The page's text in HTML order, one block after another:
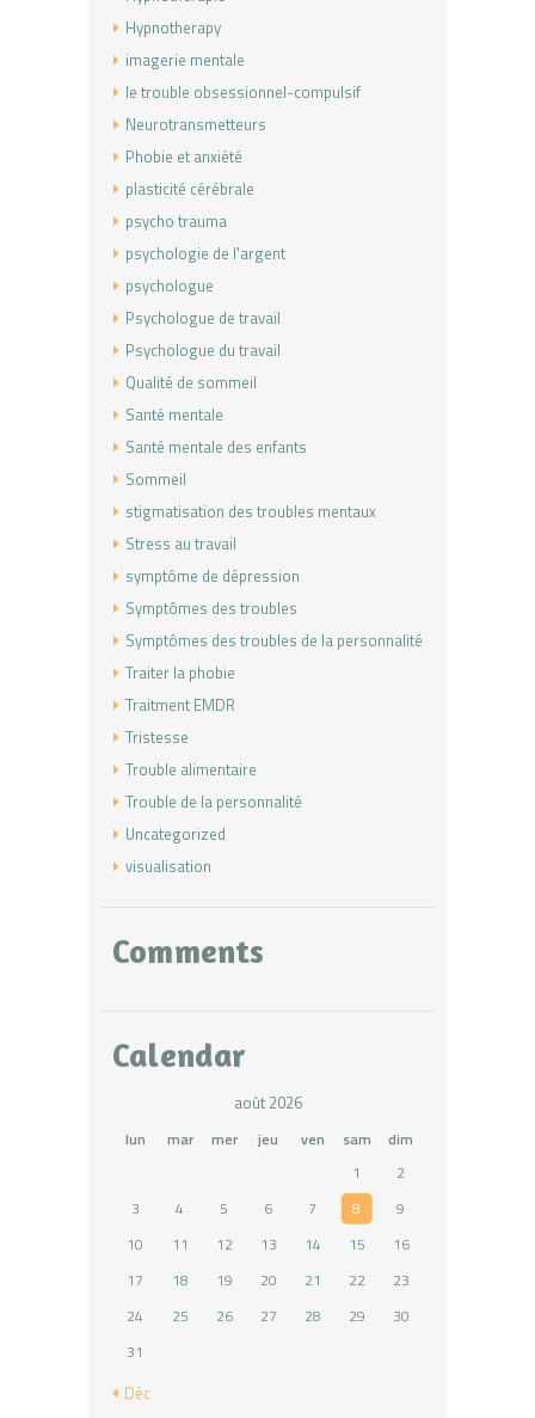
Hypnotherapy
imagerie mentale
le trouble obsessionnel-compulsif
Neurotransmetteurs
Phobie et anxiété
plasticité cérébrale
psycho trauma
psychologie de l'argent
psychologue
Psychologue de travail
Psychologue du travail
Qualité de sommeil
Santé mentale
Santé mentale des enfants
Sommeil
stigmatisation des troubles mentaux
Stress au travail
symptôme de dépression
Symptômes des troubles
Symptômes des troubles de la personnalité
Traiter la phobie
Traitment EMDR
Tristesse
Trouble alimentaire
Trouble de la personnalité
Uncategorized
visualisation
Comments
Calendar
août 2026
lun mar mer jeu ven sam
dim
1
2
3
4 5 6 7 8
9
10
11 12 13 14 15
16
17
18 19 20 21 22
23
24
25 26 27 28 29
30
31
« Déc